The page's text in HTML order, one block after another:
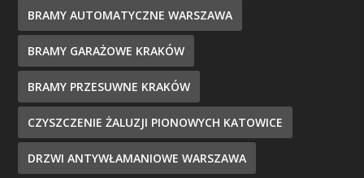
BRAMY AUTOMATYCZNE WARSZAWA
BRAMY GARAŻOWE KRAKÓW
BRAMY PRZESUWNE KRAKÓW
CZYSZCZENIE ŻALUZJI PIONOWYCH KATOWICE
DRZWI ANTYWŁAMANIOWE WARSZAWA